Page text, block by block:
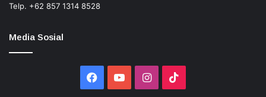
Telp. +62 857 1314 8528
Media Sosial
Facebook
YouTubeInstagram